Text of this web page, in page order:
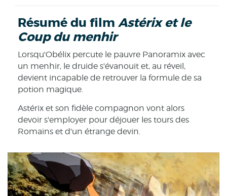
Résumé du film Astérix et le
Coup du menhir
Lorsqu'Obélix percute le pauvre Panoramix avec
un menhir, le druide s'évanouit et, au réveil,
devient incapable de retrouver la formule de sa
potion magique.
Astérix et son fidèle compagnon vont alors
devoir s'employer pour déjouer les tours des
Romains et d'un étrange devin.